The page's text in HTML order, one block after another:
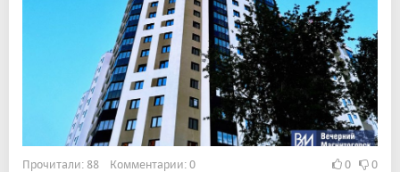
Прочитали: 88 Комментарии: 0 0 0